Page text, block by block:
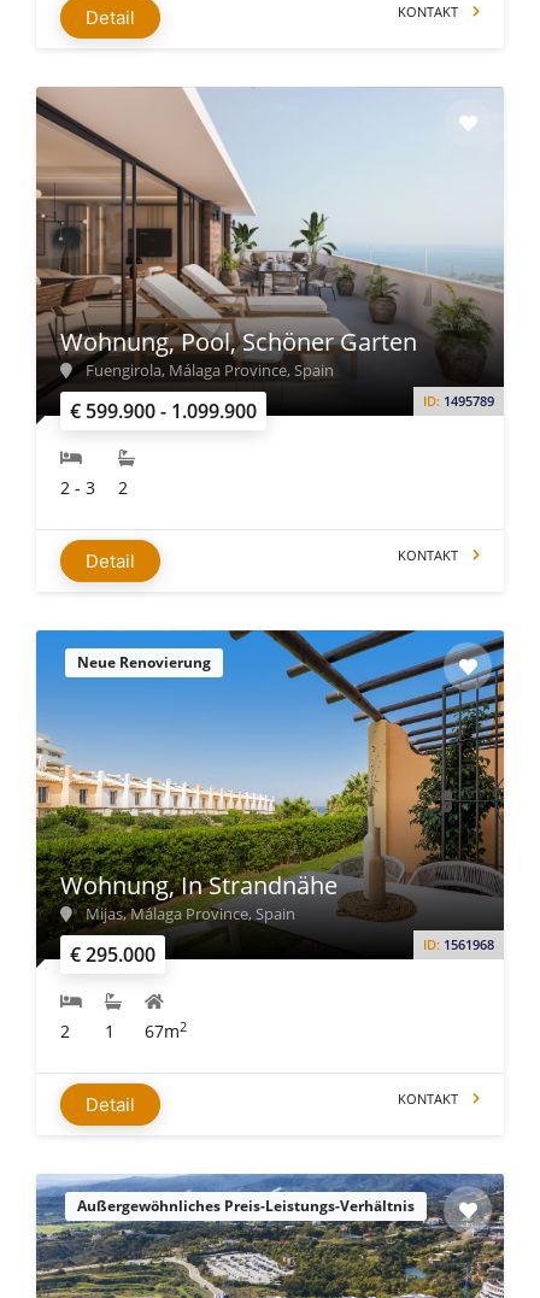
Detail KONTAKT
€ 599.900 - 1.099.900 ID: 1495789
Wohnung, Pool, Schöner Garten
Fuengirola, Málaga Province, Spain
2 - 3 2
Detail KONTAKT
Neue Renovierung
€ 295.000 ID: 1561968
Wohnung, In Strandnähe
Mijas, Málaga Province, Spain
2 1 67m2
Detail KONTAKT
Außergewöhnliches Preis-Leistungs-Verhältnis